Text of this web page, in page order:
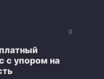
0
с упором на